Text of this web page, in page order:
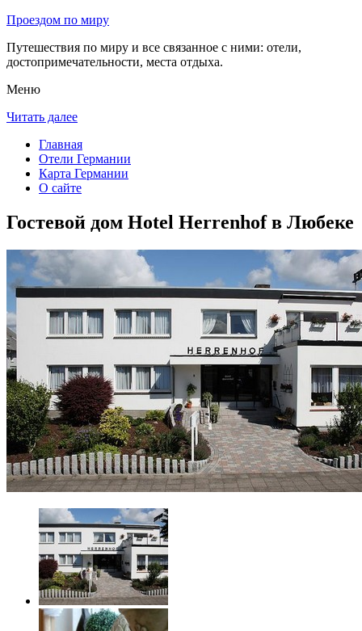
Проездом по миру
Путешествия по миру и все связанное с ними: отели,
достопримечательности, места отдыха.
Меню
Читать далее
Главная
Отели Германии
Карта Германии
О сайте
Гостевой дом Hotel Herrenhof в Любеке